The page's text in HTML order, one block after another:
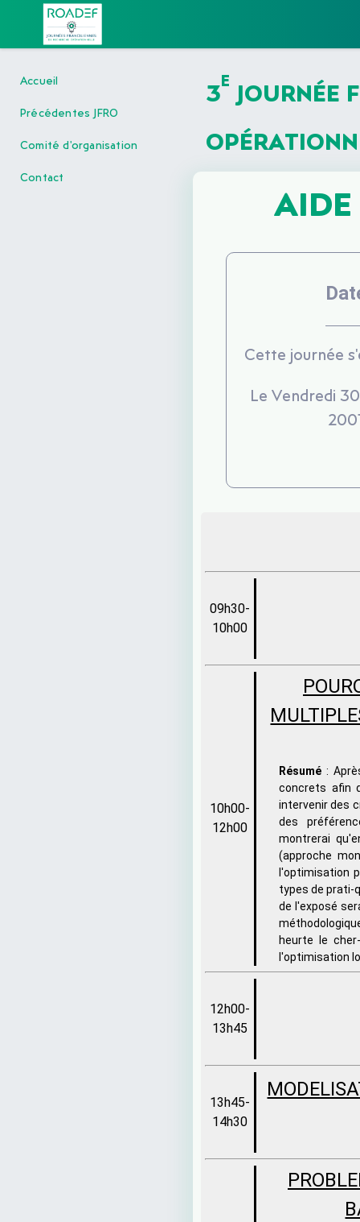
Accueil
Précédentes JFRO
Comité d'organisation
Contact
3E JOURNÉE
Cette journée
Le Vendredi
09h30-
10h00
10h00-
12h00
Résumé:
concrets afin
intervenir des
des
montrerai
(approche
l'optimisation
types de prati-
de l'exposé
heurte le
l'optimisation
12h00-
13h45
13h45-
14h30